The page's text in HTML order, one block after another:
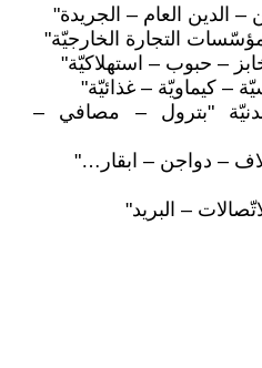
– الدين العام – الجريدة"
التجارة الخارجيّة"
– حبوب – استهلاكيّة"
– كيماويّة – غذائيّة"
"بترول – مصافي –
– دواجن – ابقار…"
– البريد"